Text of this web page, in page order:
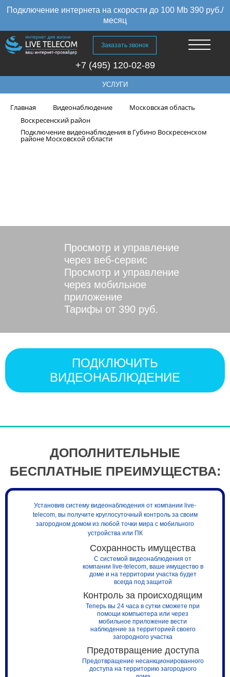
Подключение интернета на скорости до 100 Mb 390 руб./
месяц
Заказать звонок
+7 (495) 120-02-89
УСЛУГИ
Главная Видеонаблюдение
Московская область
Воскресенский район
Подключение видеонаблюдения в Губино Воскресенском
районе Московской области
Просмотр и управление
через веб-сервис
Просмотр и управление
через мобильное
приложение
Тарифы от 390 руб.
ПОДКЛЮЧИТЬ
ВИДЕОНАБЛЮДЕНИЕ
ДОПОЛНИТЕЛЬНЫЕ
БЕСПЛАТНЫЕ ПРЕИМУЩЕСТВА:
Установив систему видеонаблюдения от компании live-
telecom, вы получите круглосуточный контроль за своим
загородном домом из любой точки мира с мобильного
устройства или ПК
Сохранность имущества
С системой видеонаблюдения от
компании live-telecom, ваше имущество в
доме и на территории участка будет
всегда под защитой
Контроль за происходящим
Теперь вы 24 часа в сутки сможете при
помощи компьютера или через
мобильное приложение вести
наблюдение за территорией своего
загородного участка
Предотвращение доступа
Предотвращение несанкционированного
доступа на территорию загородного